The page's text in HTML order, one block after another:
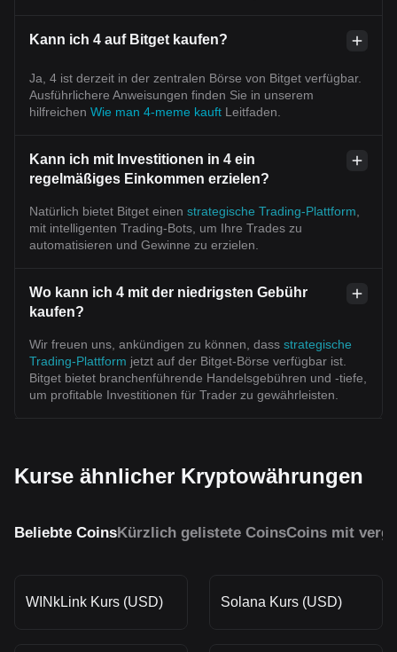
Kann ich 4 auf Bitget kaufen?
Ja, 4 ist derzeit in der zentralen Börse von Bitget verfügbar.
Ausführlichere Anweisungen finden Sie in unserem
hilfreichen Wie man 4-meme kauft Leitfaden.
Kann ich mit Investitionen in 4 ein
regelmäßiges Einkommen erzielen?
Natürlich bietet Bitget einen strategische Trading-Plattform
mit intelligenten Trading-Bots, um Ihre Trades zu
automatisieren und Gewinne zu erzielen.
Wo kann ich 4 mit der niedrigsten Gebühr
kaufen?
Wir freuen uns, ankündigen zu können, dass strategische
Trading-Plattform jetzt auf der Bitget-Börse verfügbar ist.
Bitget bietet branchenführende Handelsgebühren und -tiefe,
um profitable Investitionen für Trader zu gewährleisten.
Kurse ähnlicher Kryptowährungen
Beliebte CoinsKürzlich gelistete CoinsCoins mit
WINkLink Kurs (USD) Solana Kurs (USD)